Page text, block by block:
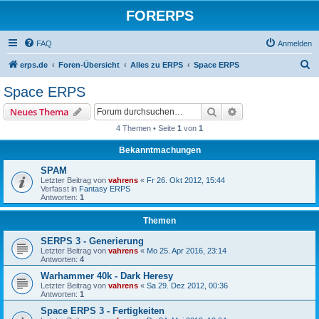
FORERPS
FAQ Anmelden
erps.de Foren-Übersicht Alles zu ERPS Space ERPS
Space ERPS
Neues Thema Suche
4 Themen • Seite 1 von 1
Bekanntmachungen
SPAM
Letzter Beitrag von vahrens « Fr 26. Okt 2012, 15:44
Verfasst in Fantasy ERPS
Antworten: 1
Themen
SERPS 3 - Generierung
Letzter Beitrag von vahrens « Mo 25. Apr 2016, 23:14
Antworten: 4
Warhammer 40k - Dark Heresy
Letzter Beitrag von vahrens « Sa 29. Dez 2012, 00:36
Antworten: 1
Space ERPS 3 - Fertigkeiten